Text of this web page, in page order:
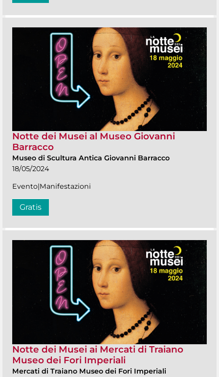
Notte dei Musei al Museo Giovanni
Barracco
Museo di Scultura Antica Giovanni Barracco
18/05/2024
Evento|Manifestazioni
Gratis
Notte dei Musei ai Mercati di Traiano
Museo dei Fori Imperiali
Mercati di Traiano Museo dei Fori Imperiali